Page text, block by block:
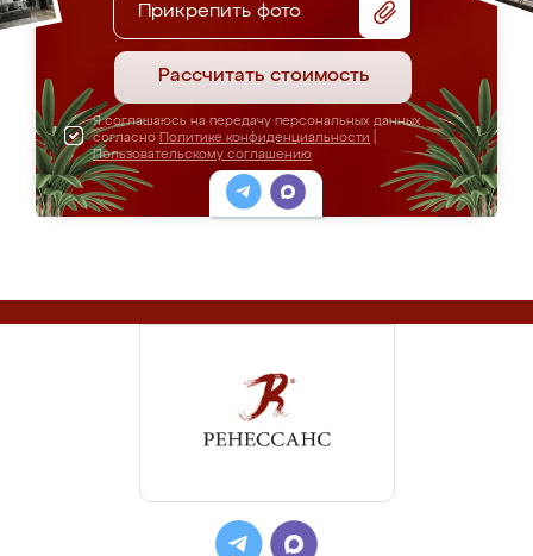
Прикрепить фото
Рассчитать стоимость
Я соглашаюсь на передачу персональных данных
согласно Политике конфиденциальности
Пользовательскому соглашению